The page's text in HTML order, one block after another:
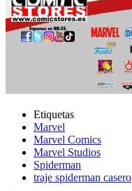
Etiquetas
Marvel
Marvel Comics
Marvel Studios
Spiderman
traje spiderman casero